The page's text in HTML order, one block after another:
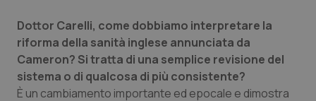
Emilia-Romagna
Friuli Venezia Giulia
Lazio
Colesterolo & coronaropatie
Dermatite Atopica
Diabete & glucometri
Dottor Carelli, come dobbiamo interpretare la
riforma della sanità inglese annunciata da
Cameron? Si tratta di una semplice revisione del
sistema o di qualcosa di più consistente?
È un cambiamento importante ed epocale e dimostra